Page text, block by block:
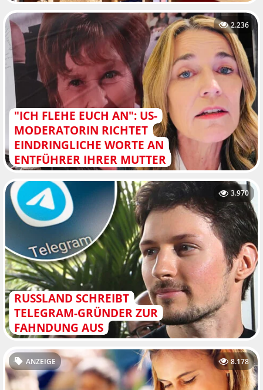
"ICH FLEHE EUCH AN": US-
MODERATORIN RICHTET
EINDRINGLICHE WORTE AN
ENTFÜHRER IHRER MUTTER
2.236
RUSSLAND SCHREIBT
TELEGRAM-GRÜNDER ZUR
FAHNDUNG AUS
3.970
ANZEIGE 8.178